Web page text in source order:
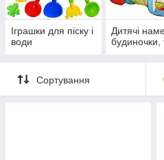
Іграшки для піску і
води
Дитячі
будиночки,
Сортування